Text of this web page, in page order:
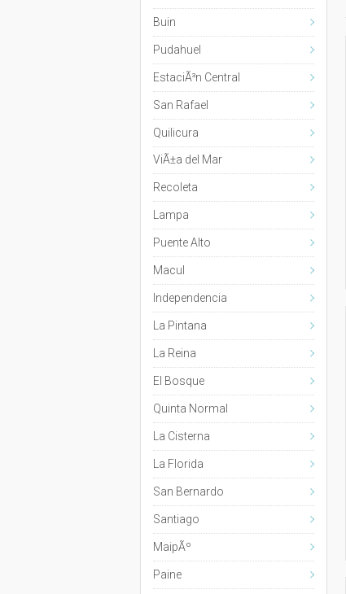
Buin
Pudahuel
EstaciÃ³n Central
San Rafael
Quilicura
ViÃ±a del Mar
Recoleta
Lampa
Puente Alto
Macul
Independencia
La Pintana
La Reina
El Bosque
Quinta Normal
La Cisterna
La Florida
San Bernardo
Santiago
MaipÃº
Paine